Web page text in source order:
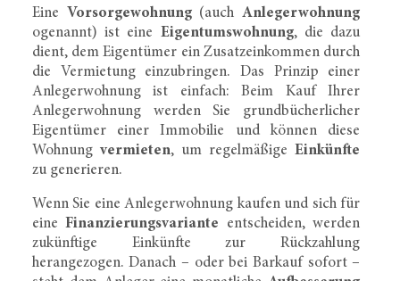
Eine Vorsorgewohnung(auchAnlegerwohnung
ogenannt) ist eine Eigentumswohnung, die dazu
dient, dem Eigentümer ein Zusatzeinkommen durch
die Vermietung einzubringen. Das Prinzip einer
Anlegerwohnung ist einfach: Beim Kauf Ihrer
Anlegerwohnung werden Sie grundbücherlicher
Eigentümer einer Immobilie und können diese
Wohnung vermieten, um regelmäßige Einkünfte
zu generieren.
Wenn Sie eine Anlegerwohnung kaufen und sich für
eineFinanzierungsvariante entscheiden, werden
zukünftige Einkünfte zur Rückzahlung
herangezogen. Danach – oder bei Barkauf sofort –